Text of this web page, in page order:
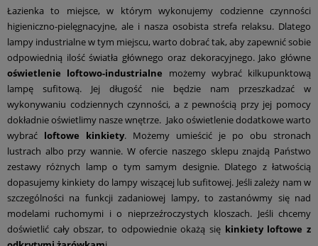
Łazienka to miejsce, w którym wykonujemy codzienne czynności
higieniczno-pielęgnacyjne, ale i nasza osobista strefa relaksu. Dlatego
lampy industrialne w tym miejscu, warto dobrać tak, aby zapewnić sobie
odpowiednią ilość światła głównego oraz dekoracyjnego. Jako główne
oświetlenie loftowo-industrialne możemy wybrać kilkupunktową
lampę sufitową. Jej długość nie będzie nam przeszkadzać w
wykonywaniu codziennych czynności, a z pewnością przy jej pomocy
dokładnie oświetlimy nasze wnętrze. Jako oświetlenie dodatkowe warto
wybrać loftowe kinkiety. Możemy umieścić je po obu stronach
lustrach albo przy wannie. W ofercie naszego sklepu znajdą Państwo
zestawy różnych lamp o tym samym designie. Dlatego z łatwością
dopasujemy kinkiety do lampy wiszącej lub sufitowej. Jeśli zależy nam w
szczególności na funkcji zadaniowej lampy, to zastanówmy się nad
modelami ruchomymi i o nieprzeźroczystych kloszach. Jeśli chcemy
doświetlić cały obszar, to odpowiednie okażą się kinkiety loftowe z